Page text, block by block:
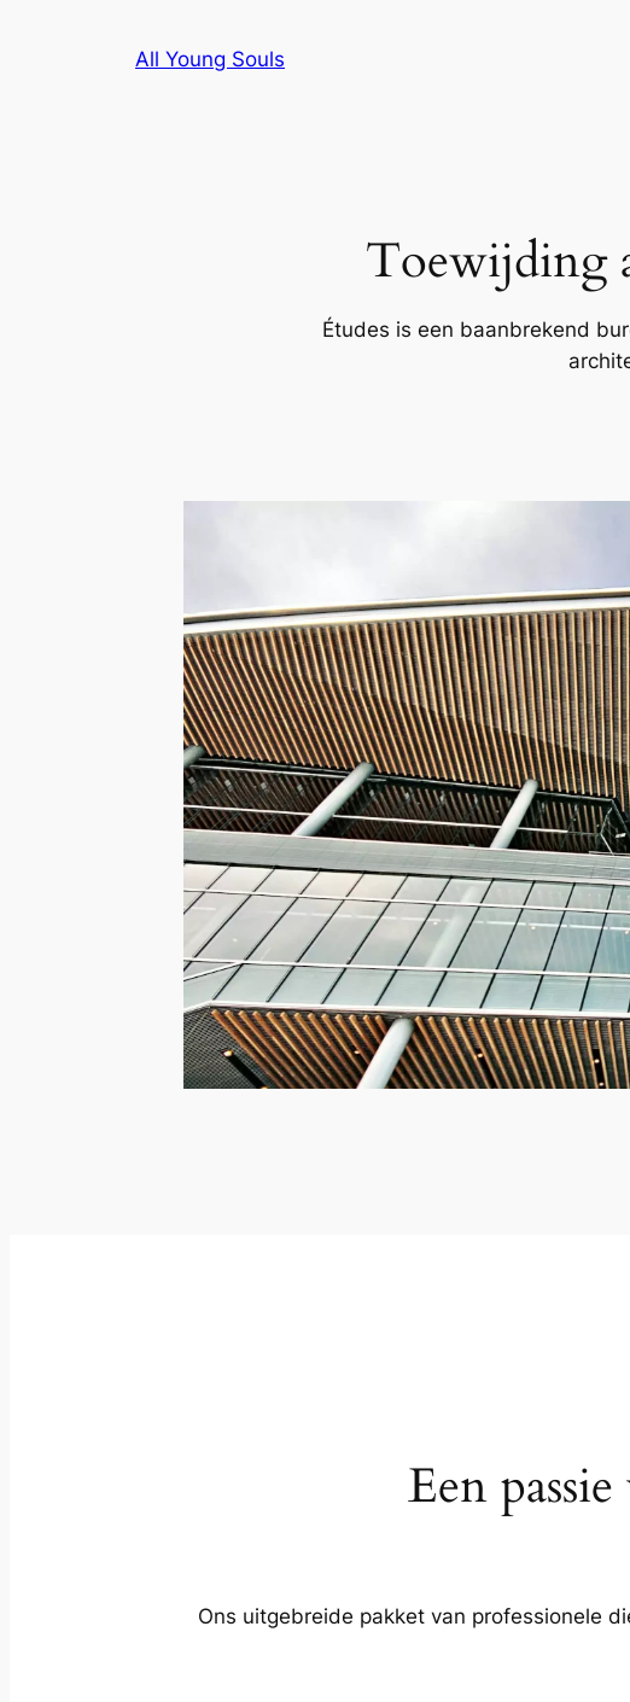
All Young Souls
Toewijding
Études is een baanbrekend
Een
Ons uitgebreide pakket van professionele